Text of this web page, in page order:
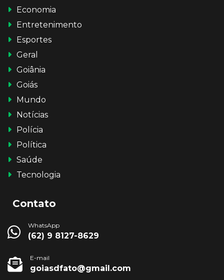
Economia
Entretenimento
Esportes
Geral
Goiânia
Goiás
Mundo
Notícias
Polícia
Política
Saúde
Tecnologia
Contato
WhatsApp
(62) 9 8127-8629
E-mail
goiasdfato@gmail.com